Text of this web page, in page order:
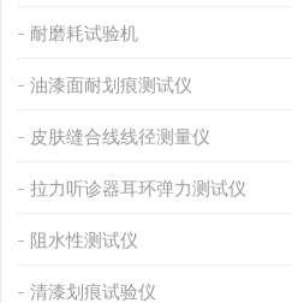
耐磨耗试验机
油漆面耐划痕测试仪
皮肤缝合线线径测量仪
拉力听诊器耳环弹力测试仪
阻水性测试仪
清漆划痕试验仪